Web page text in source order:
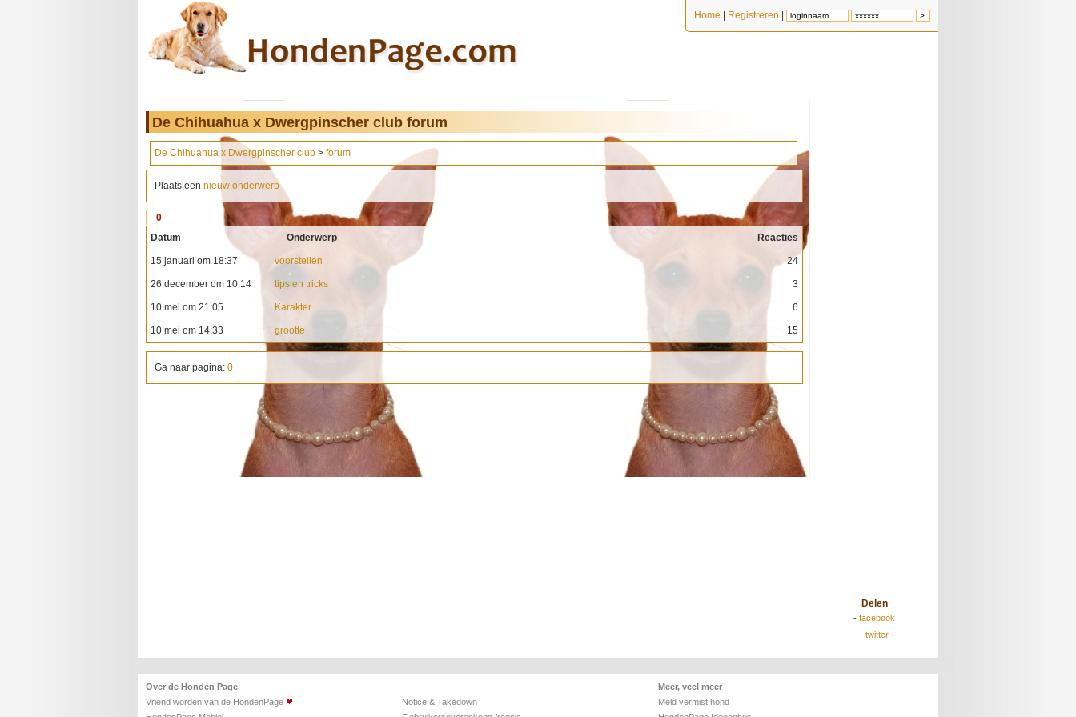
Delen
- facebook
- twitter
De Chihuahua x Dwergpinscher club forum
De Chihuahua x Dwergpinscher club > forum
Plaats een nieuw onderwerp
0
Reacties
Datum Onderwerp
24
15 januari om 18:37 voorstellen
3
26 december om 10:14 tips en tricks
6
10 mei om 21:05 Karakter
15
10 mei om 14:33 grootte
Ga naar pagina: 0
Home Registreren
Over de Honden Page
Vriend worden van de HondenPage
Notice & Takedown
Meer, veel meer
Meld vermist hond